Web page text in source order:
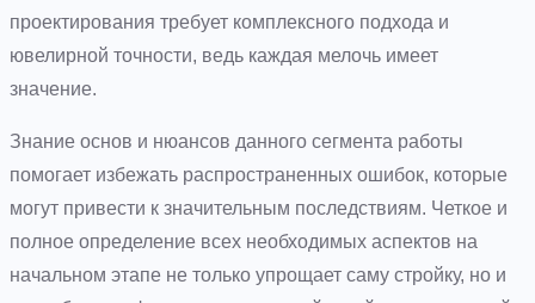
проектирования требует комплексного подхода и
ювелирной точности, ведь каждая мелочь имеет
значение.
Знание основ и нюансов данного сегмента работы
помогает избежать распространенных ошибок, которые
могут привести к значительным последствиям. Четкое и
полное определение всех необходимых аспектов на
начальном этапе не только упрощает саму стройку, но и